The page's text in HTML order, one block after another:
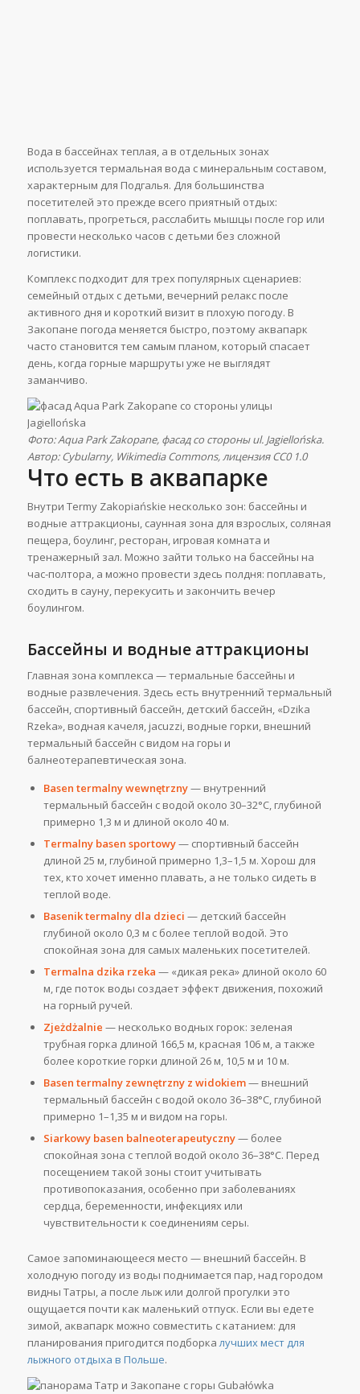
Вода в бассейнах теплая, а в отдельных зонах
используется термальная вода с минеральным составом,
характерным для Подгалья. Для большинства
посетителей это прежде всего приятный отдых:
поплавать, прогреться, расслабить мышцы после гор или
провести несколько часов с детьми без сложной
логистики.
Комплекс подходит для трех популярных сценариев:
семейный отдых с детьми, вечерний релакс после
активного дня и короткий визит в плохую погоду. В
Закопане погода меняется быстро, поэтому аквапарк
часто становится тем самым планом, который спасает
день, когда горные маршруты уже не выглядят
заманчиво.
Фото: Aqua Park Zakopane, фасад со стороны ul. Jagiellońska.
Автор: Cybularny, Wikimedia Commons, лицензия CC0 1.0
Что есть в аквапарке
Внутри Termy Zakopiańskie несколько зон: бассейны и
водные аттракционы, саунная зона для взрослых, соляная
пещера, боулинг, ресторан, игровая комната и
тренажерный зал. Можно зайти только на бассейны на
час-полтора, а можно провести здесь полдня: поплавать,
сходить в сауну, перекусить и закончить вечер
боулингом.
Бассейны и водные аттракционы
Главная зона комплекса — термальные бассейны и
водные развлечения. Здесь есть внутренний термальный
бассейн, спортивный бассейн, детский бассейн, «Dzika
Rzeka», водная качеля, jacuzzi, водные горки, внешний
термальный бассейн с видом на горы и
балнеотерапевтическая зона.
Basen termalny wewnętrzny— внутренний
термальный бассейн с водой около 30–32°C, глубиной
примерно 1,3 м и длиной около 40 м.
Termalny basen sportowy— спортивный бассейн
длиной 25 м, глубиной примерно 1,3–1,5 м. Хорош для
тех, кто хочет именно плавать, а не только сидеть в
теплой воде.
Basenik termalny dla dzieci — детский бассейн
глубиной около 0,3 м с более теплой водой. Это
спокойная зона для самых маленьких посетителей.
Termalna dzika rzeka — «дикая река» длиной около 60
м, где поток воды создает эффект движения, похожий
на горный ручей.
Zjeżdżalnie — несколько водных горок: зеленая
трубная горка длиной 166,5 м, красная 106 м, а также
более короткие горки длиной 26 м, 10,5 м и 10 м.
Basen termalny zewnętrzny z widokiem— внешний
термальный бассейн с водой около 36–38°C, глубиной
примерно 1–1,35 м и видом на горы.
Siarkowy basen balneoterapeutyczny— более
спокойная зона с теплой водой около 36–38°C. Перед
посещением такой зоны стоит учитывать
противопоказания, особенно при заболеваниях
сердца, беременности, инфекциях или
чувствительности к соединениям серы.
Самое запоминающееся место — внешний бассейн. В
холодную погоду из воды поднимается пар, над городом
видны Татры, а после лыж или долгой прогулки это
ощущается почти как маленький отпуск. Если вы едете
зимой, аквапарк можно совместить с катанием: для
планирования пригодится подборкалучших мест для
лыжного отдыха в Польше.